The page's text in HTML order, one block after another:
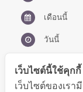
เดือนนี้
วันนี้
เว็บไซต์นี้ใช้คุกกี้
เว็บไซต์ของเร